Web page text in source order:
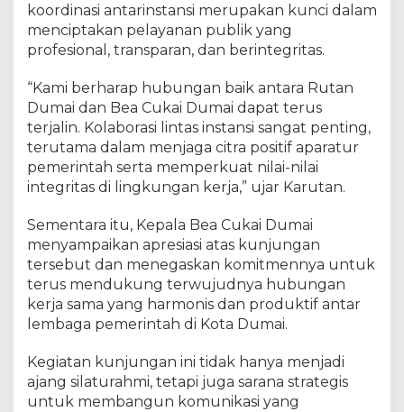
k
a
i
u
m
a
i
koordinasi antarinstansi merupakan kunci dalam
menciptakan pelayanan publik yang
profesional, transparan, dan berintegritas.
“Kami berharap hubungan baik antara Rutan
Dumai dan Bea Cukai Dumai dapat terus
terjalin. Kolaborasi lintas instansi sangat penting,
terutama dalam menjaga citra positif aparatur
pemerintah serta memperkuat nilai-nilai
integritas di lingkungan kerja,” ujar Karutan.
Sementara itu, Kepala Bea Cukai Dumai
menyampaikan apresiasi atas kunjungan
tersebut dan menegaskan komitmennya untuk
terus mendukung terwujudnya hubungan
kerja sama yang harmonis dan produktif antar
lembaga pemerintah di Kota Dumai.
Kegiatan kunjungan ini tidak hanya menjadi
ajang silaturahmi, tetapi juga sarana strategis
untuk membangun komunikasi yang